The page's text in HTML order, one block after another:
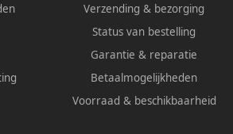
Verzending & bezorging
Status van bestelling
Garantie & reparatie
Betaalmogelijkheden
Voorraad & beschikbaarheid